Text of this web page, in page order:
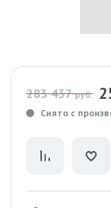
283 437руб.
Снято с